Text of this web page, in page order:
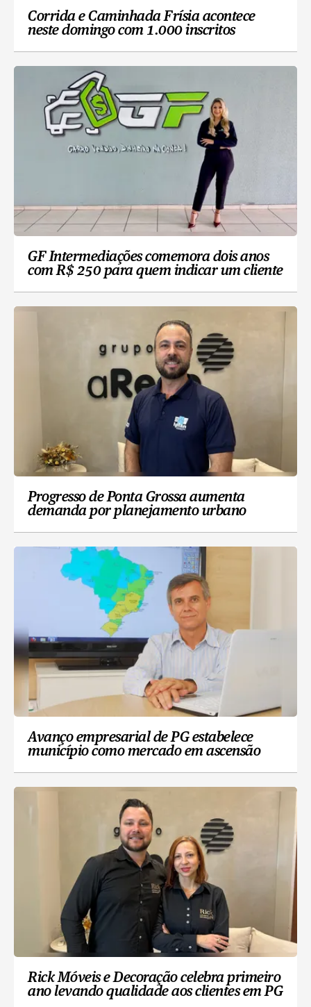
Corrida e Caminhada Frísia acontece
neste domingo com 1.000 inscritos
GF Intermediações comemora dois anos
com R$ 250 para quem indicar um cliente
Progresso de Ponta Grossa aumenta
demanda por planejamento urbano
Avanço empresarial de PG estabelece
município como mercado em ascensão
Rick Móveis e Decoração celebra primeiro
ano levando qualidade aos clientes em PG